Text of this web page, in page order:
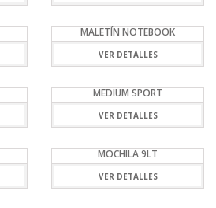
MALETÍN NOTEBOOK
VER DETALLES
MEDIUM SPORT
VER DETALLES
MOCHILA 9LT
VER DETALLES